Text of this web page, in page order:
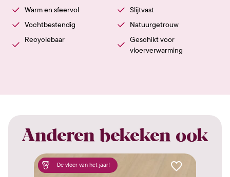
Warm en sfeervol
Slijtvast
Vochtbestendig
Natuurgetrouw
Recyclebaar
Geschikt voor
vloerverwarming
Anderen bekeken ook
De vloer van het jaar!